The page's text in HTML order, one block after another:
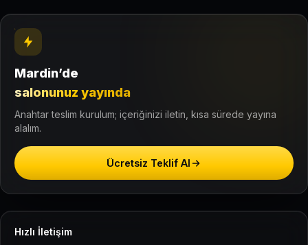
Mardin’de
salonunuz yayında
Anahtar teslim kurulum; içeriğinizi iletin, kısa sürede yayına
alalım.
Ücretsiz Teklif Al
Hızlı İletişim